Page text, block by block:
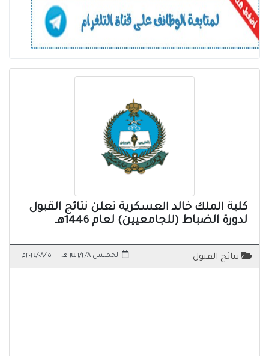
كلية الملك خالد العسكرية تعلن نتائج القبول
لدورة الضباط (للجامعيين) لعام 1446هـ
نتائج القبول الخميس ١٤٤٦/٢/٨ هـ - ٢٠٢٤/٠٨/١٥م